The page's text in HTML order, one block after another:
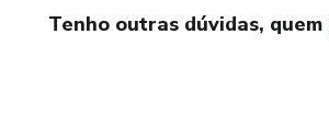
Tenho outras dúvidas,